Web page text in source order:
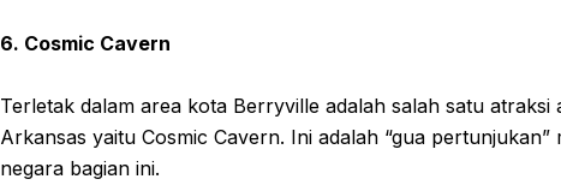
6. Cosmic Cavern
Terletak dalam area kota Berryville adalah salah satu atraksi
Arkansas yaitu Cosmic Cavern. Ini adalah “gua
negara bagian ini.